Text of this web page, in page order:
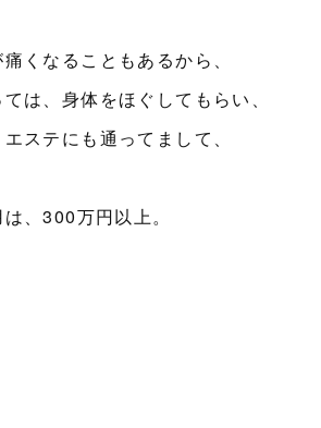
くなることもあるから、
は、身体をほぐしてもらい、
ステにも通ってまして、
、300万円以上。